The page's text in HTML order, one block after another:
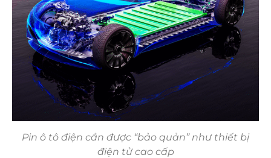
Pin ô tô điện cần được “bảo quản” như thiết bị
điện tử cao cấp